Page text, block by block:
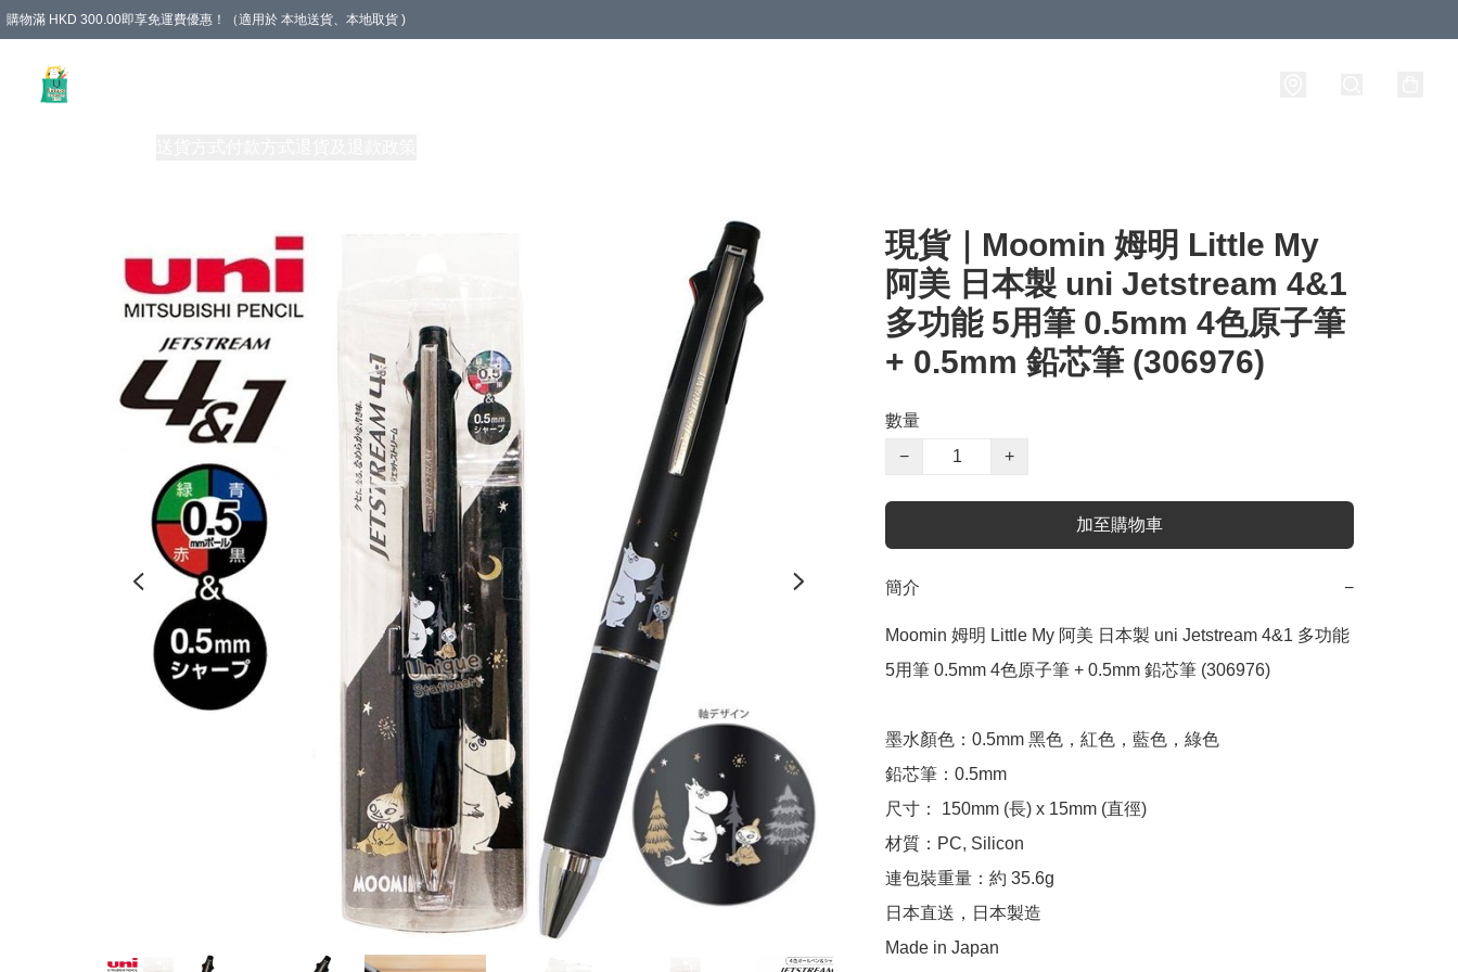
購物滿 HKD 300.00即享免運費優惠！（適用於 本地送貨、本地取貨 )
現貨｜Moomin 姆明 Little My
阿美 日本製 uni Jetstream 4&1
多功能 5用筆 0.5mm 4色原子筆
+ 0.5mm 鉛芯筆 (306976)
數量
−
+
加至購物車
簡介 −
Moomin 姆明 Little My 阿美 日本製 uni Jetstream 4&1 多功能
5用筆 0.5mm 4色原子筆 + 0.5mm 鉛芯筆 (306976)
墨水顏色：0.5mm 黑色，紅色，藍色，綠色
鉛芯筆：0.5mm
尺寸： 150mm (長) x 15mm (直徑)
材質：PC, Silicon
連包裝重量：約 35.6g
日本直送，日本製造
Made in Japan